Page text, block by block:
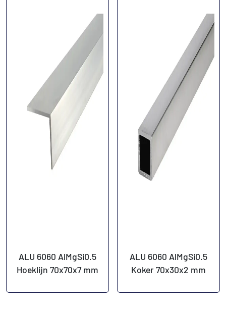
ALU 6060 AlMgSi0.5
Hoeklijn 70x70x7 mm
ALU 6060 AlMgSi0.5
Koker 70x30x2 mm